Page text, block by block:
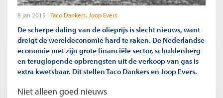
8 jan 2015 Taco Dankers Joop Evers
De scherpe daling van de olieprijs is slecht nieuws, want
dreigt de wereldeconomie hard te raken. De Nederlandse
economie met zijn grote financiële sector, schuldenberg
en teruglopende opbrengsten uit de verkoop van gas is
extra kwetsbaar. Dit stellen Taco Dankers en Joop Evers.
Niet alleen goed nieuws